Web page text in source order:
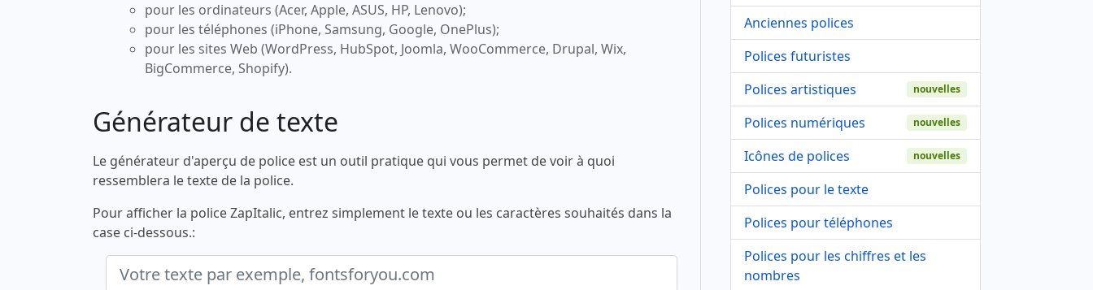
pour les ordinateurs (Acer, Apple, ASUS, HP, Lenovo);
pour les téléphones (iPhone, Samsung, Google, OnePlus);
pour les sites Web (WordPress, HubSpot, Joomla, WooCommerce, Drupal, Wix,
BigCommerce, Shopify).
Générateur de texte
Le générateur d'aperçu de police est un outil pratique qui vous permet de voir à quoi
ressemblera le texte de la police.
Pour afficher la police ZapItalic, entrez simplement le texte ou les caractères souhaités dans la
case ci-dessous.:
Anciennes polices
Polices futuristes
Polices artistiques
nouvelles
Polices numériques nouvelles
Icônes de polices nouvelles
Polices pour le texte
Polices pour téléphones
Polices pour les chiffres et les
nombres